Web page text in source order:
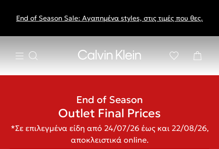
End of Season Sale: Αγαπημένα styles, στις τιμές που θες.
End of Season
Outlet Final Prices
*Σε επιλεγμένα είδη από 24/07/26 έως και 22/08/26,
αποκλειστικά online.